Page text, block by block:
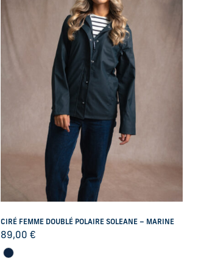
CIRÉ FEMME DOUBLÉ POLAIRE SOLEANE – MARINE
89,00€